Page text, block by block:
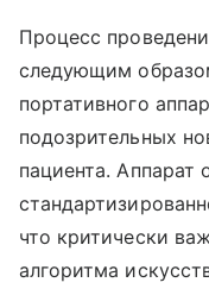
Процесс
следующим
портативного
подозрительных
пациента. Аппарат
что критически
алгоритма